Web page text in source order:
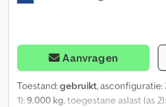
Aanvragen
Toestand:gebruikt, asconfiguratie:
1):9.000 kg, toegestane aslast (as 2):